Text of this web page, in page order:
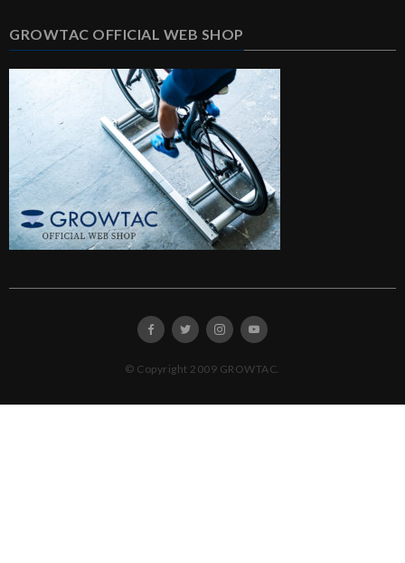
GROWTAC OFFICIAL WEB SHOP
© Copyright 2009 GROWTAC.